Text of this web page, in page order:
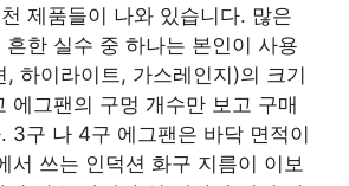
제품들이 나와 있습니다. 많은
흔한 실수 중 하나는 본인이 사용
하이라이트, 가스레인지)의 크기
에그팬의 구멍 개수만 보고 구매
3구 나 4구 에그팬은 바닥 면적이
서 쓰는 인덕션 화구 지름이 이보